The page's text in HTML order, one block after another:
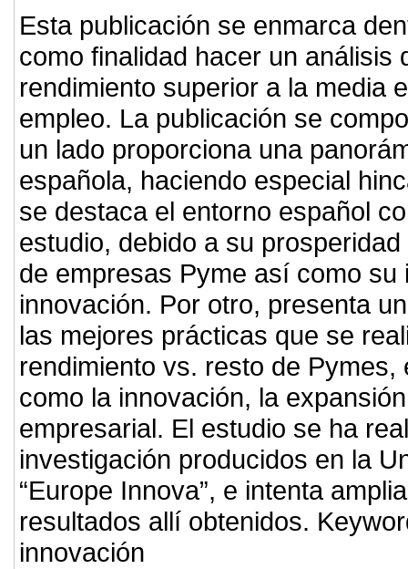
Esta publicación se enmarca
como finalidad hacer un análisis
rendimiento superior a la media
empleo. La publicación se
un lado proporciona una
española, haciendo especial
se destaca el entorno español
estudio, debido a su
de empresas Pyme así como
innovación. Por otro, presenta
las mejores prácticas que se
rendimiento vs. resto de
como la innovación, la
empresarial. El estudio se ha
investigación producidos en la
“Europe Innova”, e intenta
resultados allí obtenidos.
innovación